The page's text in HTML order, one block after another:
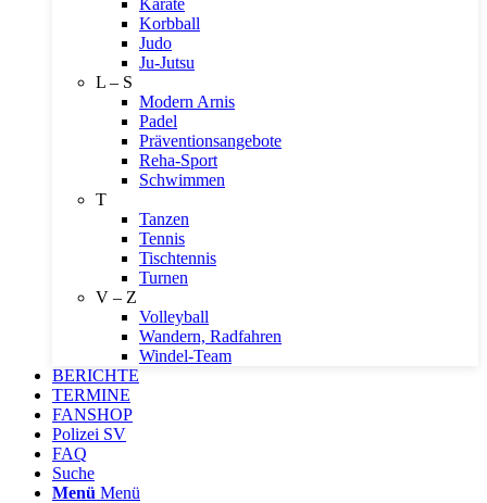
Karate
Korbball
Judo
Ju-Jutsu
L – S
Modern Arnis
Padel
Präventionsangebote
Reha-Sport
Schwimmen
T
Tanzen
Tennis
Tischtennis
Turnen
V – Z
Volleyball
Wandern, Radfahren
Windel-Team
BERICHTE
TERMINE
FANSHOP
Polizei SV
FAQ
Suche
Menü Menü